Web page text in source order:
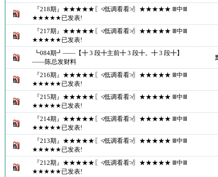
『218期』★★★★★〖≮低调看看≯〗★★★★★ Ⅲ中Ⅲ
★★★★★已发表!
『217期』★★★★★〖≮低调看看≯〗★★★★★ Ⅲ中Ⅲ
★★★★★已发表!
┗084期┛――【╋ 3 段╋主前╋ 3 段╋。╋ 3 段╋】
――陈总发财料
『216期』★★★★★〖≮低调看看≯〗★★★★★ Ⅲ中Ⅲ
★★★★★已发表!
『215期』★★★★★〖≮低调看看≯〗★★★★★ Ⅲ中Ⅲ
★★★★★已发表!
『214期』★★★★★〖≮低调看看≯〗★★★★★ Ⅲ中Ⅲ
★★★★★已发表!
『213期』★★★★★〖≮低调看看≯〗★★★★★ Ⅲ中Ⅲ
★★★★★已发表!
『212期』★★★★★〖≮低调看看≯〗★★★★★ Ⅲ中Ⅲ
★★★★★已发表!